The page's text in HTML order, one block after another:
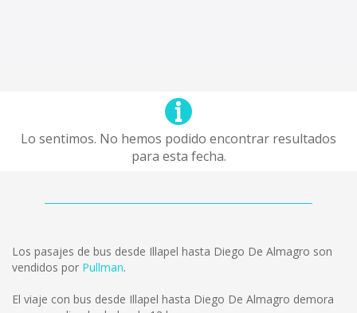
Lo sentimos. No hemos podido encontrar resultados
para esta fecha.
Los pasajes de bus desde Illapel hasta Diego De Almagro son
vendidos por Pullman.
El viaje con bus desde Illapel hasta Diego De Almagro demora